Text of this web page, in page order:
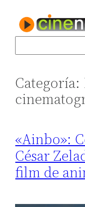
contenido
Categoría:
«Ainbo»:
César
film de